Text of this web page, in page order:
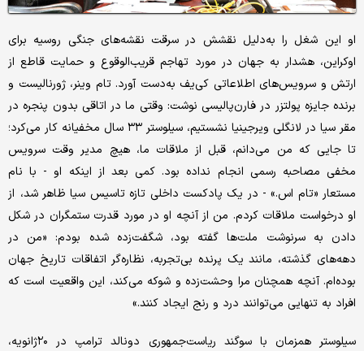
او این شغل را به‌دلیل نقشش در سرقت نقشه‌های جنگی روسیه برای
اوکراین، هشدار به جهان در مورد تهاجم قریب‌الوقوع و حمایت قاطع از
ارتش و سرویس‌های اطلاعاتی کی‌یف به‌دست آورد. تام وینر، ژورنالیست و
برنده جایزه پولتزر در فارن‌پالیسی نوشت: وقتی ما در اتاقی بدون پنجره در
مقر سیا در لانگلی ویرجینیا نشستیم، سیلوستر ۳۳ سال مخفیانه کار می‌کرد؛
تا جایی که من می‌دانم، قبل از ملاقات ما، هیچ مدیر وقت سرویس
مخفی مصاحبه‌ رسمی انجام نداده بود. کمی بعد از اینکه او - با نام
مستعار «تام اس.» - در یک پادکست داخلی تازه تاسیس سیا ظاهر شد، از
او درخواست ملاقات کردم. من از آنچه او در مورد قدرت ستمگران در شکل
دادن به سرنوشت ملت‌ها گفته بود، شگفت‌زده شده بودم: «من در
دهه‌های گذشته، مانند یک پرنده بی‌تجربه، نظاره‌گر اتفاقات تاریخ جهان
بوده‌ام. آنچه همچنان مرا وحشت‌زده و شوکه می‌کند، این واقعیت است که
افراد به تنهایی می‌توانند درد و رنج ایجاد کنند.»
سیلوستر همزمان با سوگند ریاست‌جمهوری دونالد ترامپ در ۲۰ژانویه،